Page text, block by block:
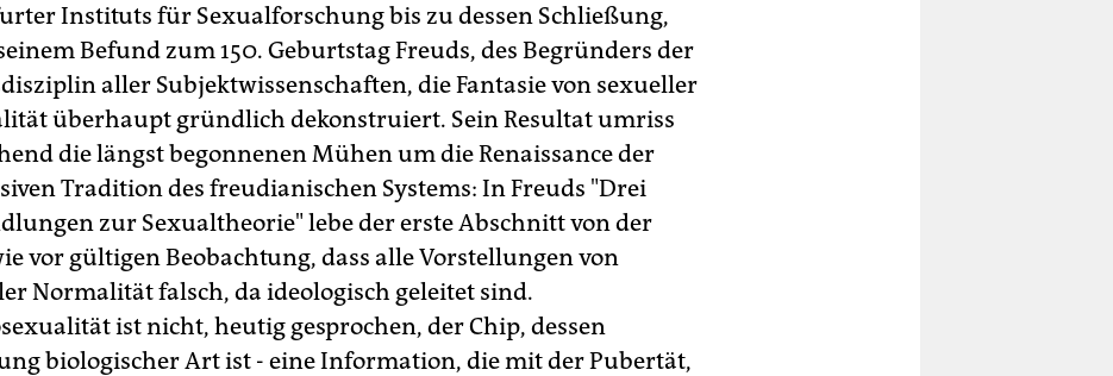
Instituts für Sexualforschung bis zu dessen Schließung,
Befund zum 150. Geburtstag Freuds, des Begründers der
aller Subjektwissenschaften, die Fantasie von sexueller
überhaupt gründlich dekonstruiert. Sein Resultat umriss
die längst begonnenen Mühen um die Renaissance der
Tradition des freudianischen Systems: In Freuds "Drei
zur Sexualtheorie" lebe der erste Abschnitt von der
vor gültigen Beobachtung, dass alle Vorstellungen von
Normalität falsch, da ideologisch geleitet sind.
ist nicht, heutig gesprochen, der Chip, dessen
biologischer Art ist - eine Information, die mit der Pubertät,